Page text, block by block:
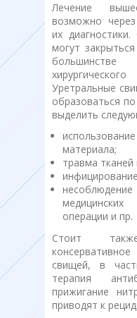
Лечение
возможно
их
могут
Уретральные
образоваться
выделить
материала;
травма тканей
операции и пр.
Стоит
свищей, в
терапия
прижигание
приводят к